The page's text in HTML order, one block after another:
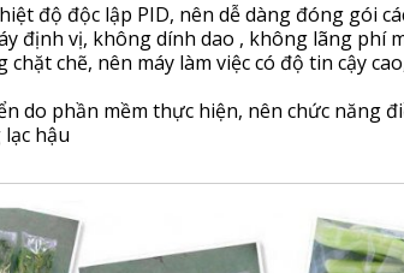
độ độc lập PID, nên dễ dàng đóng gói
định vị, không dính dao , không lãng phí
chẽ, nên máy làm việc có độ tin cậy
do phần mềm thực hiện, nên chức năng
hậu